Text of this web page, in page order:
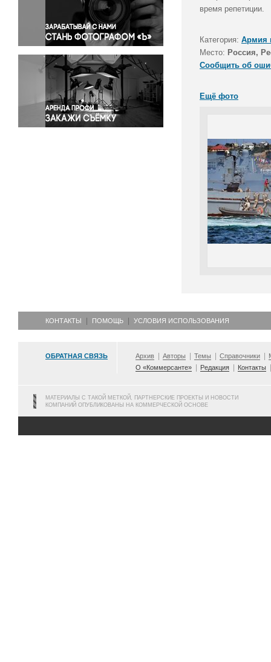
Правосудие
Происшествия и конфликты
Религия
Светская жизнь
Спорт
Экология
Экономика и бизнес
время репетиции.
Категория: Армия
Место: Россия,
Сообщить об
Ещё фото
КОНТАКТЫ ПОМОЩЬ УСЛОВИЯ ИСПОЛЬЗОВАНИЯ
ОБРАТНАЯ СВЯЗЬ Архив Авторы Темы Справочники
О «Коммерсанте»
Редакция Контакты
МАТЕРИАЛЫ С ТАКОЙ МЕТКОЙ, ПАРТНЕРСКИЕ ПРОЕКТЫ И НОВОСТИ
КОМПАНИЙ ОПУБЛИКОВАНЫ НА КОММЕРЧЕСКОЙ ОСНОВЕ